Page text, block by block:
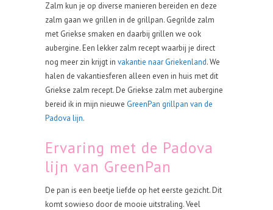
Zalm kun je op diverse manieren bereiden en deze
zalm gaan we grillen in de grillpan. Gegrilde zalm
met Griekse smaken en daarbij grillen we ook
aubergine. Een lekker zalm recept waarbij je direct
nog meer zin krijgt in vakantie naar Griekenland. We
halen de vakantiesferen alleen even in huis met dit
Griekse zalm recept. De Griekse zalm met aubergine
bereid ik in mijn nieuwe GreenPan grillpan van de
Padova lijn.
Ervaring met de Padova
lijn van GreenPan
De pan is een beetje liefde op het eerste gezicht. Dit
komt sowieso door de mooie uitstraling. Veel